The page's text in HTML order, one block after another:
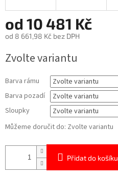
od 10 481 Kč
od 8 661,98 Kč bez DPH
cena:
Zvolte variantu
Barva rámu
Barva pozadí
Sloupky
Můžeme doručit do: Zvolte variantu
Přidat do košíku